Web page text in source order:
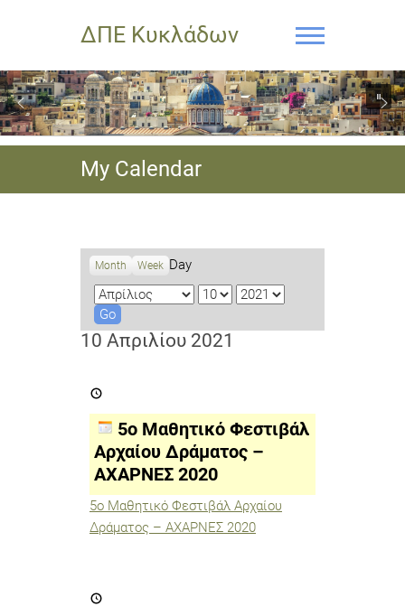
ΔΠΕ Κυκλάδων
My Calendar
Month Week Day
M
o
n
D
y
Y
a
10 Απριλίου 2021
Μαθητικό
Αρχαίου
Δράματος
ΑΧΑΡΝΕΣ
2020
5ο Μαθητικό Φεστιβάλ
Αρχαίου Δράματος –
ΑΧΑΡΝΕΣ 2020
5ο Μαθητικό Φεστιβάλ Αρχαίου
Δράματος – ΑΧΑΡΝΕΣ 2020
διημερίδα